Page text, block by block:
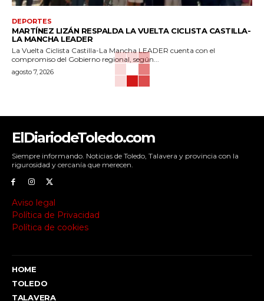
DEPORTES
MARTÍNEZ LIZÁN RESPALDA LA VUELTA CICLISTA CASTILLA-
LA MANCHA LEADER
La Vuelta Ciclista Castilla-La Mancha LEADER cuenta con el
compromiso del Gobierno regional, según...
agosto 7, 2026
ElDiariodeToledo.com
Siempre informando. Noticias de Toledo, Talavera y provincia con la
rigurosidad y cercanía que merecen.
Aviso legal
Política de Privacidad
Política de cookies
HOME
TOLEDO
TALAVERA